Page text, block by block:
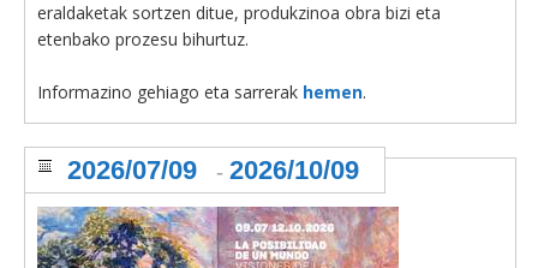
eraldaketak sortzen ditue, produkzinoa obra bizi eta
etenbako prozesu bihurtuz.
Informazino gehiago eta sarrerak hemen.
2026/07/09 - 2026/10/09